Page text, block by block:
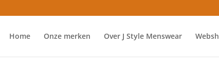
Home Onze merken Over J Style Menswear